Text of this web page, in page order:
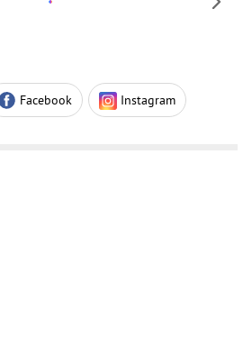
Facebook Instagram